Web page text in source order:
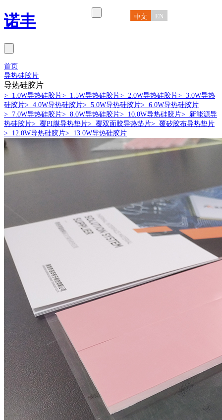
诺丰 中文 EN
首页
导热硅胶片
导热硅胶片
> 1.0W导热硅胶片> 1.5W导热硅胶片> 2.0W导热硅胶片> 3.0W导热
硅胶片> 4.0W导热硅胶片> 5.0W导热硅胶片> 6.0W导热硅胶片
> 7.0W导热硅胶片> 8.0W导热硅胶片> 10.0W导热硅胶片> 新能源导
热硅胶片> 覆PI膜导热垫片> 覆双面胶导热垫片> 覆矽胶布导热垫片
> 12.0W导热硅胶片> 13.0W导热硅胶片